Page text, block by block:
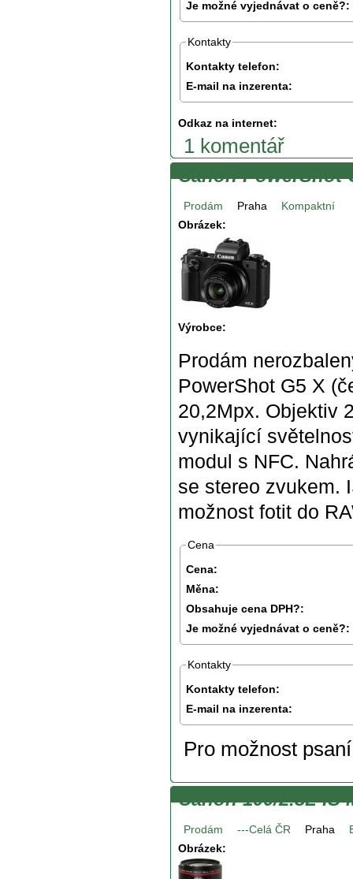
Je možné vyjednávat o ceně?:
Kontakty
Kontakty telefon:
E-mail na inzerenta:
Odkaz na internet:
1 komentář
Canon PowerShot
Prodám Praha
Kompaktní
Obrázek:
Výrobce:
Prodám
PowerShot G5 X
20,2Mpx. Objektiv
vynikající
modul s NFC.
se stereo zvukem.
možnost fotit do
Cena
Cena:
Měna:
Obsahuje cena DPH?:
Je možné vyjednávat o ceně?:
Kontakty
Kontakty telefon:
E-mail na inzerenta:
Pro možnost
Canon 100/2.8L IS
Prodám ---Celá ČR Praha
Obrázek: